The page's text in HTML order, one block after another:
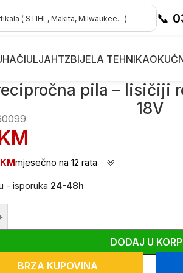
📞
ULJAHTZBIJELA TEHNIKA
– lisičiji rep Villager VLN 1520 18V
pila – lisičiji
18V
mjesečno na 12 rata
- isporuka 24-48h
DODAJ U
BRZA KUPOVINA